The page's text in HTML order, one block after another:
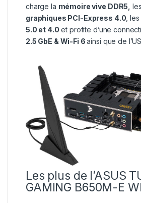
charge la mémoire vive DDR5, les
graphiques PCI-Express 4.0 ,
5.0 et 4.0 et profite d’une
2.5 GbE & Wi-Fi 6ainsi que de
Les plus de l’ASUS
GAMING B650M-E